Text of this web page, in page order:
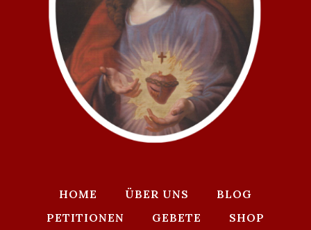
HOME ÜBER UNS
BLOG
PETITIONEN
GEBETE SHOP